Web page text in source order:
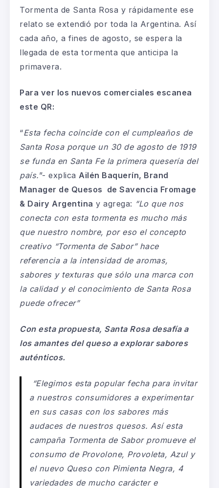
Tormenta de Santa Rosa y rápidamente ese
relato se extendió por toda la Argentina. Así
cada año, a fines de agosto, se espera la
llegada de esta tormenta que anticipa la
primavera.
Para ver los nuevos comerciales escanea
este QR:
“Esta fecha coincide con el cumpleaños de
Santa Rosa porque un 30 de agosto de 1919
se funda en Santa Fe la primera quesería del
país.”- explica Ailén Baquerín, Brand
Manager de Quesos de Savencia Fromage
& Dairy Argentina y agrega: “Lo que nos
conecta con esta tormenta es mucho más
que nuestro nombre, por eso el concepto
creativo “Tormenta de Sabor” hace
referencia a la intensidad de aromas,
sabores y texturas que sólo una marca con
la calidad y el conocimiento de Santa Rosa
puede ofrecer”
Con esta propuesta, Santa Rosa desafía a
los amantes del queso a explorar sabores
auténticos.
“Elegimos esta popular fecha para invitar
a nuestros consumidores a experimentar
en sus casas con los sabores más
audaces de nuestros quesos. Así esta
campaña Tormenta de Sabor promueve el
consumo de Provolone, Provoleta, Azul y
el nuevo Queso con Pimienta Negra, 4
variedades de mucho carácter e